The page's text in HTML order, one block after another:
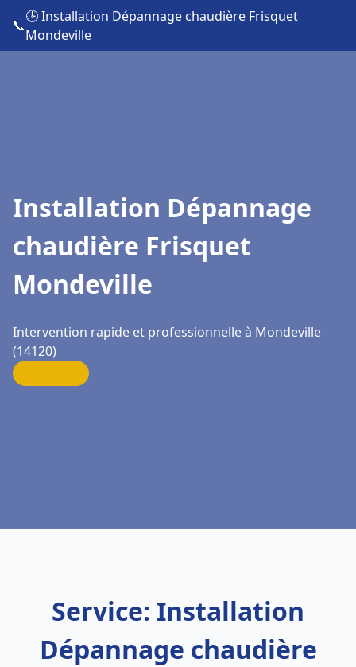
📞
🕒 Installation Dépannage chaudière Frisquet
Mondeville
Installation Dépannage
chaudière Frisquet
Mondeville
Intervention rapide et professionnelle à Mondeville
(14120)
Service: Installation
Dépannage chaudière